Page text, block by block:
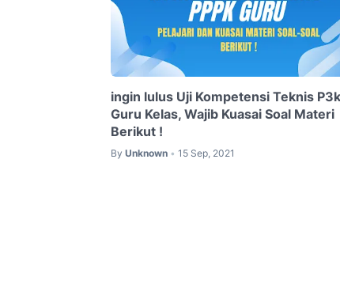
ingin lulus Uji Kompetensi Teknis P3k
Guru Kelas, Wajib Kuasai Soal Materi
Berikut !
By Unknown • 15 Sep, 2021